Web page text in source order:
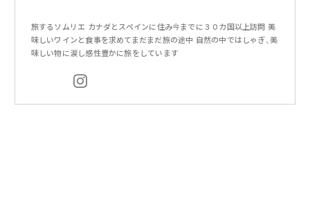
旅するソムリエ カナダとスペインに住み今までに３０カ国以上訪問 美
味しいワインと食事を求めてまだまだ旅の途中 自然の中ではしゃぎ、美
味しい物に涙し感性豊かに旅をしています